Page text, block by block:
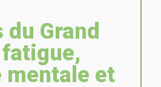
du Grand
mentale et